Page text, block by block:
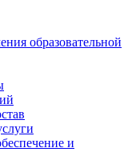
образовательной
и